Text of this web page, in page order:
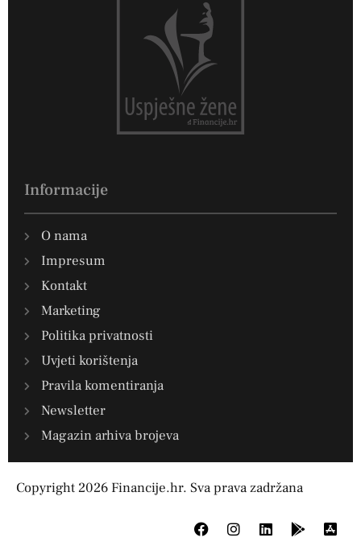
Informacije
O nama
Impresum
Kontakt
Marketing
Politika privatnosti
Uvjeti korištenja
Pravila komentiranja
Newsletter
Magazin arhiva brojeva
Copyright 2026 Financije.hr. Sva prava zadržana